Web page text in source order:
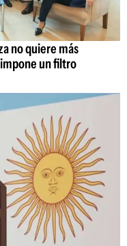
no quiere más
un filtro